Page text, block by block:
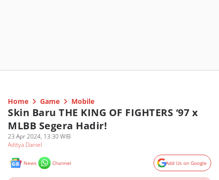
Home Game Mobile
Skin Baru THE KING OF FIGHTERS ‘97 x
MLBB Segera Hadir!
23 Apr 2024, 13:30 WIB
Aditya Daniel
News Channel Add Us on Google